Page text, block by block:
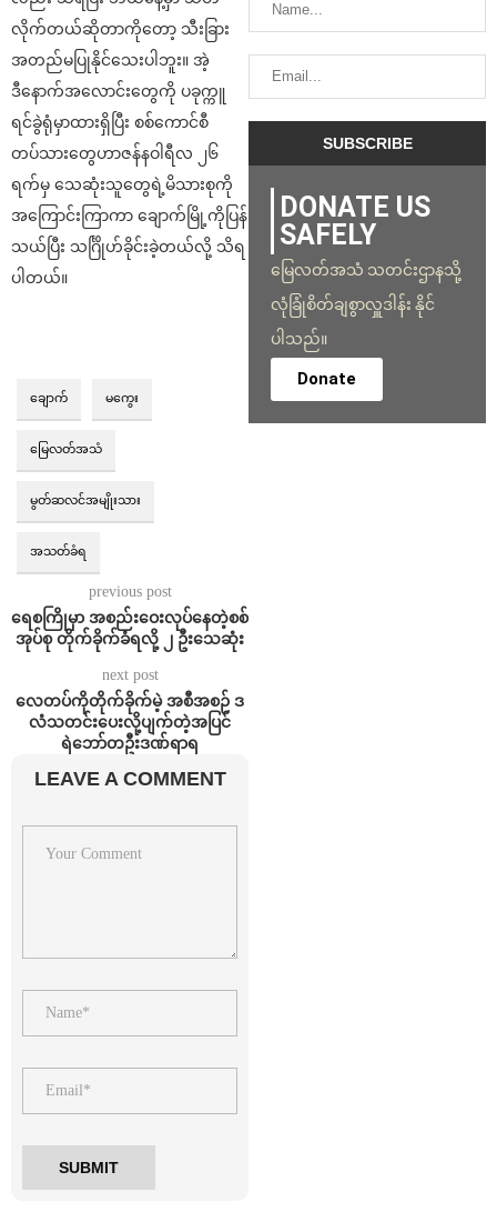
လိုက်တယ်ဆိုတာကိုတော့ သီးခြား
အတည်မပြုနိုင်သေးပါဘူး။ အဲ့
ဒီ‌နောက်အလောင်းတွေကို ပခုက္ကူ
ရင်ခွဲရုံမှာထားရှိပြီး စစ်ကောင်စီ
တပ်သားတွေဟာဇန်နဝါရီလ ၂၆
ရက်မှ သေဆုံးသူတွေရဲ့မိသားစုကို
အကြောင်းကြာကာ ချောက်မြို့ကိုပြန်
သယ်ပြီး သင်္ဂြိုဟ်ခိုင်းခဲ့တယ်လို့ သိရ
ပါတယ်။
ချောက် မကွေး
မြေလတ်အသံ
မွတ်ဆလင်အမျိုးသား
အသတ်ခံရ
previous post
ရေစကြိုမှာ အစည်းဝေးလုပ်နေတဲ့စစ်
အုပ်စု တိုက်ခိုက်ခံရလို့ ၂ ဦးသေဆုံး
next post
လေတပ်ကိုတိုက်ခိုက်မဲ့ အစီအစဉ် ဒ
လံသတင်းပေးလို့ပျက်တဲ့အပြင်
ရဲဘော်တဦးဒဏ်ရာရ
LEAVE A COMMENT
DONATE US
SAFELY
မြေလတ်အသံ သတင်းဌာနသို့
လုံခြုံစိတ်ချစွာလှူဒါန်း နိုင်
ပါသည်။
Donate